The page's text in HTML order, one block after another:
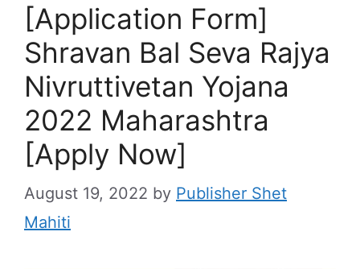
[Application Form]
Shravan Bal Seva Rajya
Nivruttivetan Yojana
2022 Maharashtra
[Apply Now]
August 19, 2022 by Publisher Shet
Mahiti